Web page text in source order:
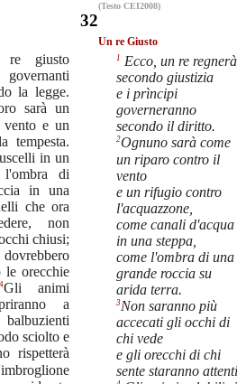
giusto
la legge.
sarà un
e un
tempesta.
in un
l'ombra di
in una
che ora
non
chiusi;
le orecchie
4Gli animi
a
sciolto e
rispetterà
(Testo CEI2008)
32
Un re Giusto
1 Ecco, un re regnerà
secondo giustizia
e i prìncipi
governeranno
secondo il diritto.
2Ognuno sarà come
un riparo contro il
vento
e un rifugio contro
l'acquazzone,
come canali d'acqua
in una steppa,
come l'ombra di una
grande roccia su
arida terra.
3Non saranno più
accecati gli occhi di
chi vede
e gli orecchi di chi
sente staranno